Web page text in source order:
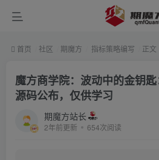
首页 社区 期魔方 指标策略编写 正文
魔方商学院：波动中的金钥
源码公布，仅供学习
期魔方站长
2年前更新 654次阅读